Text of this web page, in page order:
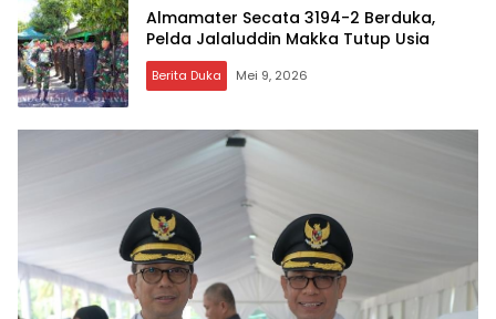
Almamater Secata 3194-2 Berduka,
Pelda Jalaluddin Makka Tutup Usia
Berita Duka Mei 9, 2026